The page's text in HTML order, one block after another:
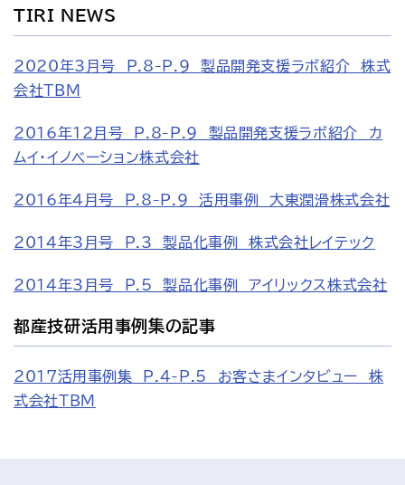
TIRI NEWS
2020年3月号　P.8-P.9　製品開発支援ラボ紹介　株式
会社TBM
2016年12月号　P.8-P.9　製品開発支援ラボ紹介　カ
ムイ・イノベーション株式会社
2016年4月号　P.8-P.9　活用事例　大東潤滑株式会社
2014年3月号　P.3　製品化事例　株式会社レイテック
2014年3月号　P.5　製品化事例　アイリックス株式会社
都産技研活用事例集の記事
2017活用事例集　P.4-P.5　お客さまインタビュー　株
式会社TBM